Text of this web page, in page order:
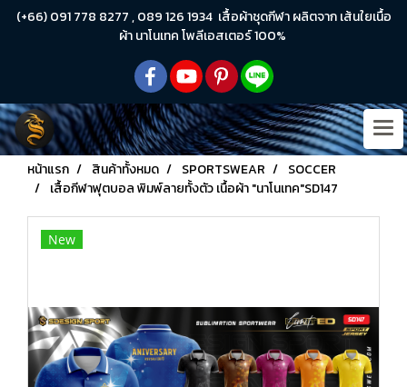
(+66) 091 778 8277 , 089 126 1934 เสื้อผ้าชุดกีฬา ผลิตจาก เส้นใยเนื้อ
ผ้า นาโนเทค โพลีเอสเตอร์ 100%
หน้าแรก สินค้าทั้งหมด SPORTSWEAR
SOCCER
เสื้อกีฬาฟุตบอล พิมพ์ลายทั้งตัว เนื้อผ้า "นาโนเทค"SD147
New